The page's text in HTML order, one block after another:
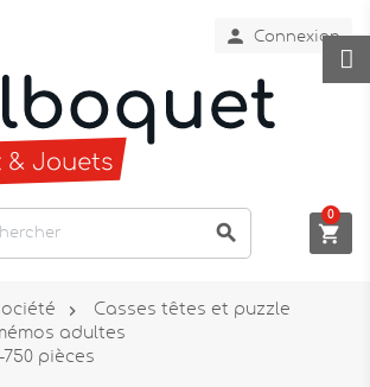
 Connexion
 
0
 Casses têtes et puzzle
adultes
750 pièces